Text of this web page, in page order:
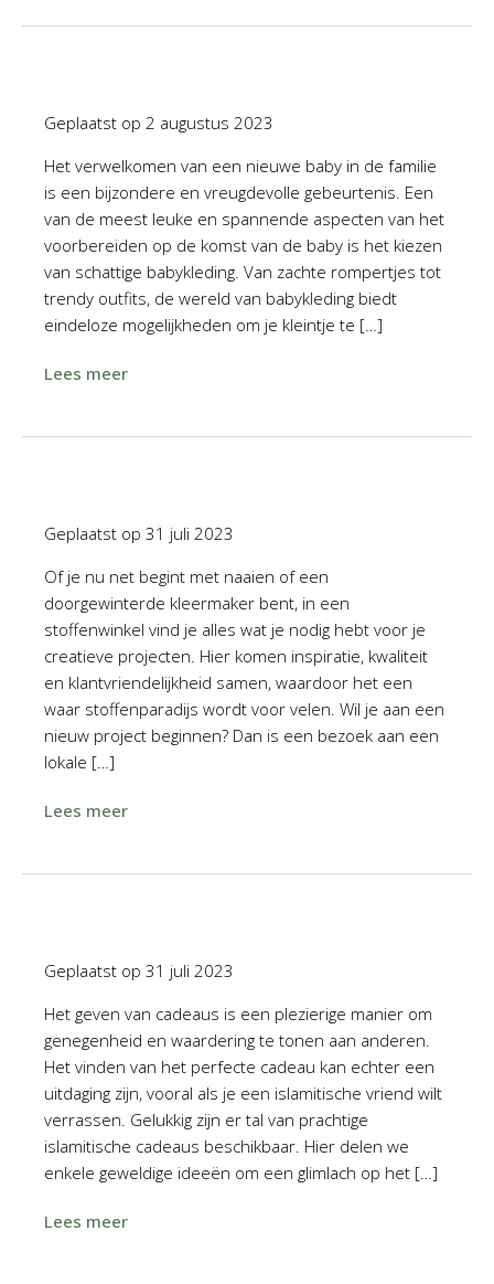
Geplaatst op 2 augustus 2023
Het verwelkomen van een nieuwe baby in de familie
is een bijzondere en vreugdevolle gebeurtenis. Een
van de meest leuke en spannende aspecten van het
voorbereiden op de komst van de baby is het kiezen
van schattige babykleding. Van zachte rompertjes tot
trendy outfits, de wereld van babykleding biedt
eindeloze mogelijkheden om je kleintje te […]
Lees meer
Geplaatst op 31 juli 2023
Of je nu net begint met naaien of een
doorgewinterde kleermaker bent, in een
stoffenwinkel vind je alles wat je nodig hebt voor je
creatieve projecten. Hier komen inspiratie, kwaliteit
en klantvriendelijkheid samen, waardoor het een
waar stoffenparadijs wordt voor velen. Wil je aan een
nieuw project beginnen? Dan is een bezoek aan een
lokale […]
Lees meer
Geplaatst op 31 juli 2023
Het geven van cadeaus is een plezierige manier om
genegenheid en waardering te tonen aan anderen.
Het vinden van het perfecte cadeau kan echter een
uitdaging zijn, vooral als je een islamitische vriend wilt
verrassen. Gelukkig zijn er tal van prachtige
islamitische cadeaus beschikbaar. Hier delen we
enkele geweldige ideeën om een glimlach op het […]
Lees meer